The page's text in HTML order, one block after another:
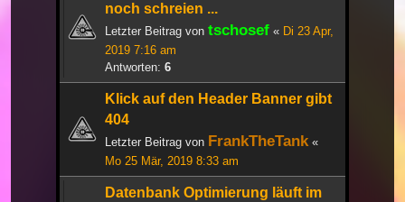
noch schreien ...
Letzter Beitrag von tschosef « Di 23 Apr,
2019 7:16 am
Antworten: 6
Klick auf den Header Banner gibt
404
Letzter Beitrag von FrankTheTank«
Mo 25 Mär, 2019 8:33 am
Datenbank Optimierung läuft im